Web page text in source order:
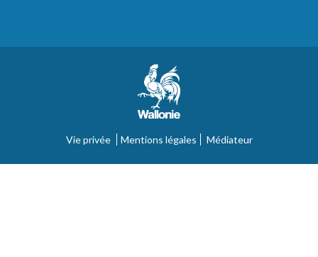
Vie privée Mentions légales Médiateur